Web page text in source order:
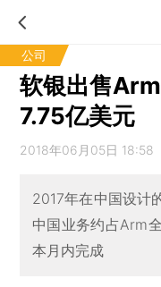
公司
软银出售
7.75亿美元
2018年06月05日 18:58
2017年在中国设计
中国业务约占Arm
本月内完成